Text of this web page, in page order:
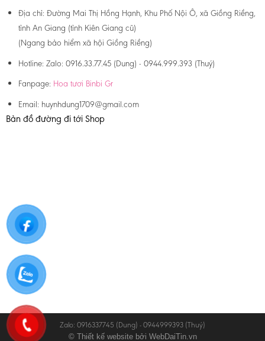
Địa chỉ: Đường Mai Thị Hồng Hạnh, Khu Phố Nội Ô, xã Giồng Riềng,
tỉnh An Giang (tỉnh Kiên Giang cũ)
(Ngang bảo hiểm xã hội Giồng Riềng)
Hotline: Zalo: 0916.33.77.45 (Dung) - 0944.999.393 (Thuý)
Fanpage: Hoa tươi Binbi Gr
Email: huynhdung1709@gmail.com
Bản đồ đường đi tới Shop
Zalo: 0916337745 (Dung) - 0944999393 (Thuý)
© Thiết kế website bởi WebDaiTin.vn